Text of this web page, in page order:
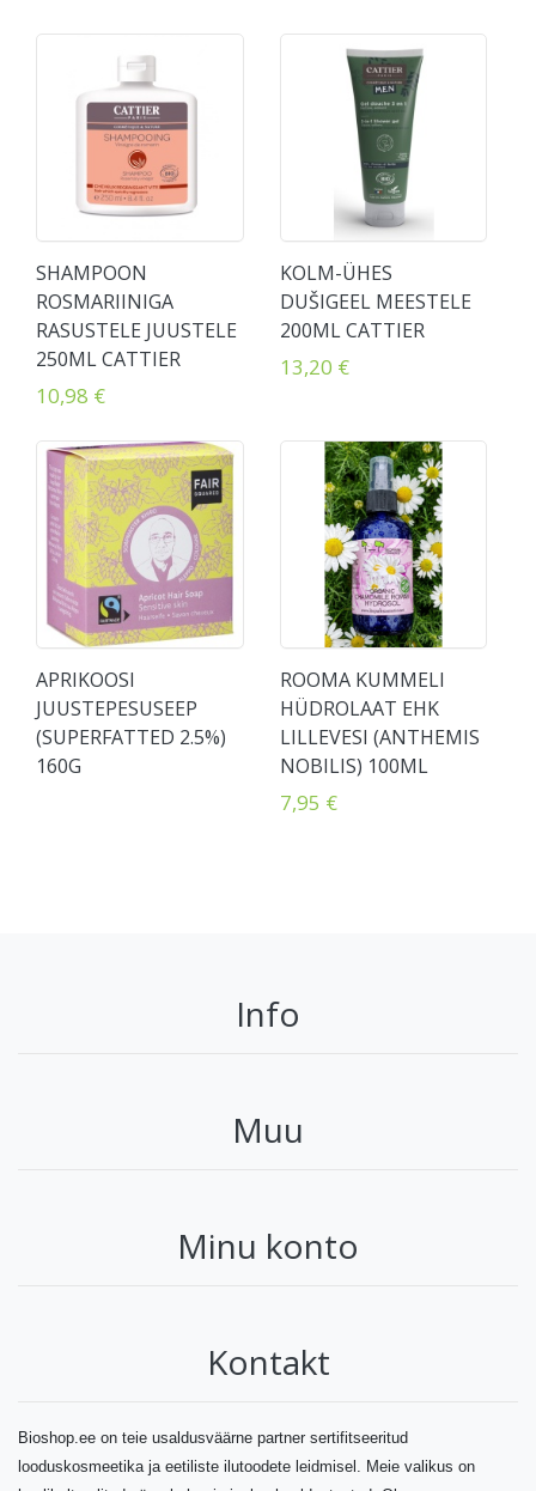
SHAMPOON
ROSMARIINIGA
RASUSTELE JUUSTELE
250ML CATTIER
10,98 €
KOLM-ÜHES
DUŠIGEEL MEESTELE
200ML CATTIER
13,20 €
APRIKOOSI
JUUSTEPESUSEEP
(SUPERFATTED 2.5%)
160G
ROOMA KUMMELI
HÜDROLAAT EHK
LILLEVESI (ANTHEMIS
NOBILIS) 100ML
7,95 €
Info
Muu
Minu konto
Kontakt
Bioshop.ee on teie usaldusväärne partner sertifitseeritud
looduskosmeetika ja eetiliste ilutoodete leidmisel. Meie valikus on